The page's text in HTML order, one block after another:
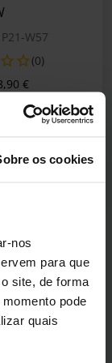
os cookies
nos
para que
site, de forma
pode
quais
W57
(0)
reduzido de
€
Out
OfertaMSI MPG
TI WIFI
04S